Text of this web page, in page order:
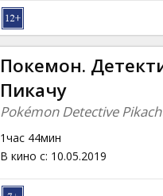
Покемон.
Пикачу
Pokémon Detective
1час 44мин
В кино с: 10.05.2019